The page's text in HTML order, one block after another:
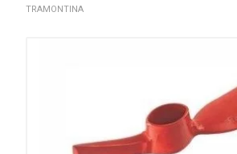
TRAMONTINA